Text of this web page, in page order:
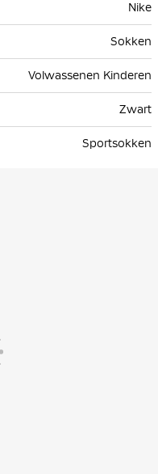
Nike
Sokken
Volwassenen Kinderen
Zwart
Sportsokken